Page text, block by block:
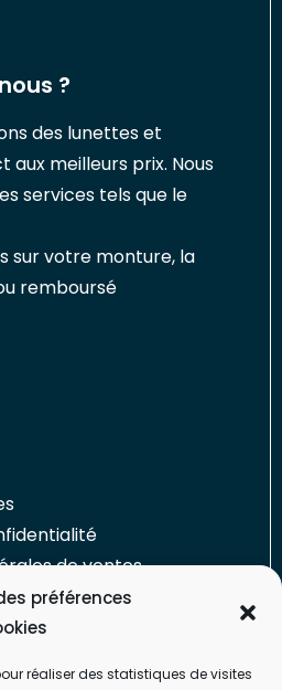
préférences
réaliser des statistiques de visites
?
des lunettes et
aux meilleurs prix. Nous
services tels que le
sur votre monture, la
remboursé
de ventes